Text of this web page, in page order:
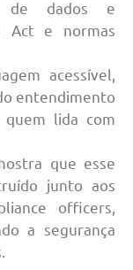
de dados e
Act e normas
acessível,
entendimento
lida com
que esse
junto aos
officers,
a segurança